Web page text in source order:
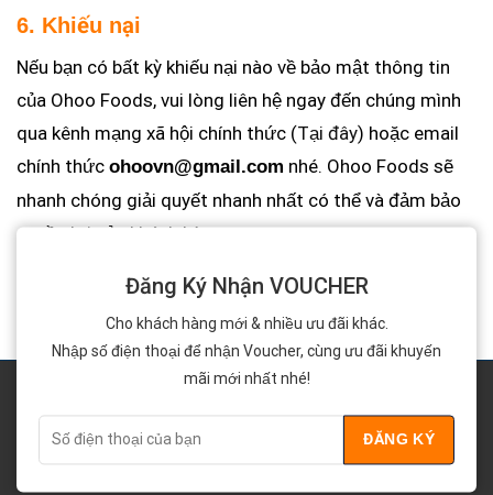
6. Khiếu nại
Nếu bạn có bất kỳ khiếu nại nào về bảo mật thông tin
của Ohoo Foods, vui lòng liên hệ ngay đến chúng mình
qua kênh mạng xã hội chính thức (Tại đây) hoặc email
chính thức ohoovn@gmail.com nhé. Ohoo Foods sẽ
nhanh chóng giải quyết nhanh nhất có thể và đảm bảo
quyền lợi của khách hàng.
Đăng Ký Nhận VOUCHER
Cho khách hàng mới & nhiều ưu đãi khác.
Nhập số điện thoại để nhận Voucher, cùng ưu đãi khuyến
mãi mới nhất nhé!
VỀ OHOO